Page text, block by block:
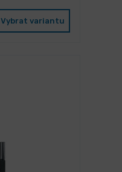
Vybrat variantu